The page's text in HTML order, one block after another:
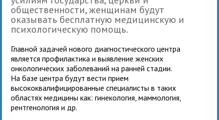
общественности, женщинам будут
оказывать бесплатную медицинскую и
психологическую помощь.
Главной задачей нового диагностического центра
является профилактика и выявление женских
онкологических заболеваний на ранней стадии.
На базе центра будут вести прием
высококвалифицированные специалисты в таких
областях медицины как: гинекология, маммология,
рентгенология и др.